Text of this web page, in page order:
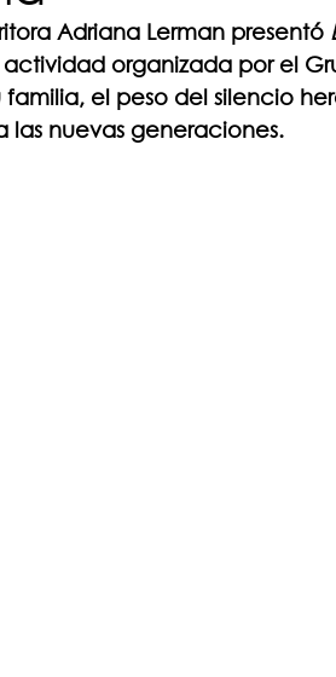
Adriana Lerman presentó
organizada por el
familia, el peso del silencio
nuevas generaciones.